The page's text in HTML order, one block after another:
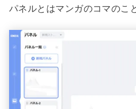
パネルとはマンガのコマのこ